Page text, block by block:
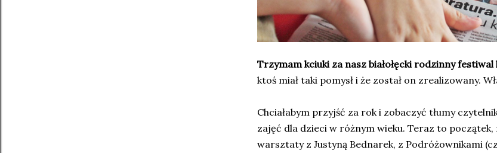
Trzymam kciuki za nasz białołęcki rodzinny
ktoś miał taki pomysł i że został on zrealizowany.
Chciałabym przyjść za rok i zobaczyć tłumy
zajęć dla dzieci w różnym wieku. Teraz to początek,
warsztaty z Justyną Bednarek, z Podróżownikami